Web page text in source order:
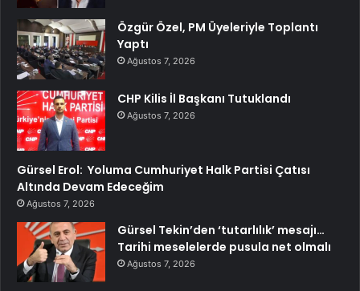
Özgür Özel, PM Üyeleriyle Toplantı
Yaptı
Ağustos 7, 2026
CHP Kilis İl Başkanı Tutuklandı
Ağustos 7, 2026
Gürsel Erol: Yoluma Cumhuriyet Halk Partisi Çatısı
Altında Devam Edeceğim
Ağustos 7, 2026
Gürsel Tekin’den ‘tutarlılık’ mesajı…
Tarihi meselelerde pusula net olmalı
Ağustos 7, 2026